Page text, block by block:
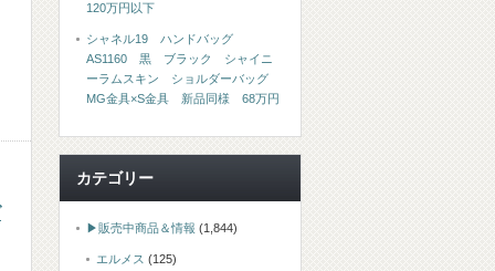
120万円以下
シャネル19 ハンドバッグ
AS1160 黒 ブラック シャイニ
ーラムスキン ショルダーバッグ
MG金具×S金具 新品同様 68万円
カテゴリー
▶販売中商品＆情報 (1,844)
エルメス (125)